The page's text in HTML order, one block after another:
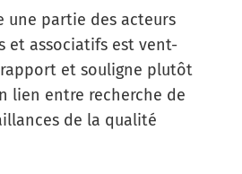
une partie des acteurs
et associatifs est vent-
et souligne plutôt
lien entre recherche de
de la qualité